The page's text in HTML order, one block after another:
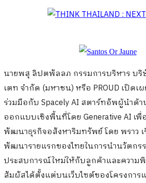
นายพสุ ลิปตพัลลภ กรรมการบริหาร บริ
เตท จำกัด (มหาชน) หรือ PROUD เปิดเ
ร่วมมือกับ Spacely AI สตาร์ทอัพผู้นำด้
ออกแบบเชิงพื้นที่โดย Generative AI เ
พัฒนาธุรกิจอสังหาริมทรัพย์ โดย พราว
พัฒนารายแรกของไทยในการนำนวัตกรร
ประสบการณ์ใหม่ให้กับลูกค้าและความ
สัมผัสได้ตั้งแต่บนเว็บไซต์ของโครงการ